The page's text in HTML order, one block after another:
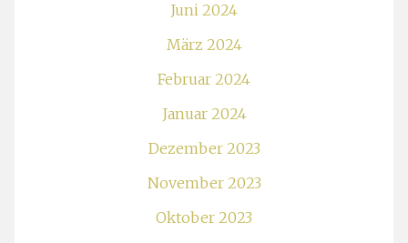
Juni 2024
März 2024
Februar 2024
Januar 2024
Dezember 2023
November 2023
Oktober 2023